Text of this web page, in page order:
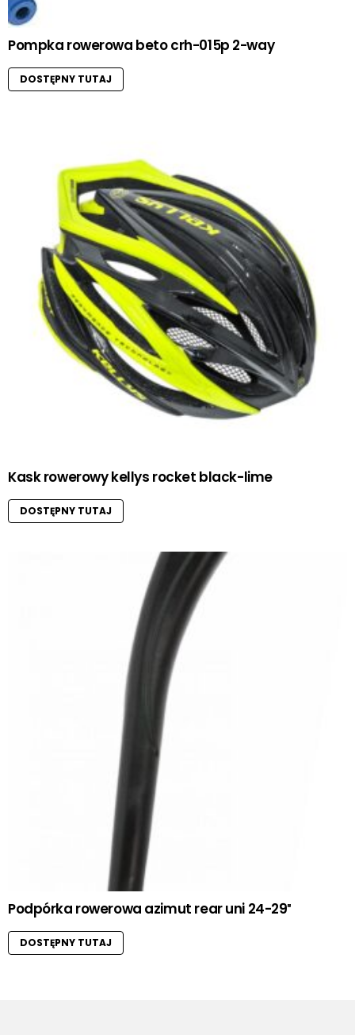
Pompka rowerowa beto crh-015p 2-way
DOSTĘPNY TUTAJ
Kask rowerowy kellys rocket black-lime
DOSTĘPNY TUTAJ
Podpórka rowerowa azimut rear uni 24-29″
DOSTĘPNY TUTAJ